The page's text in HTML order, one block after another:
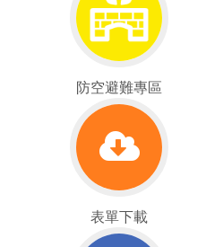
空
散
避
區
防空避難專區
單
表單下載